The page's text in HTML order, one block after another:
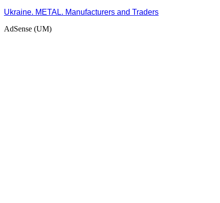
Ukraine. METAL. Manufacturers and Traders
AdSense (UM)